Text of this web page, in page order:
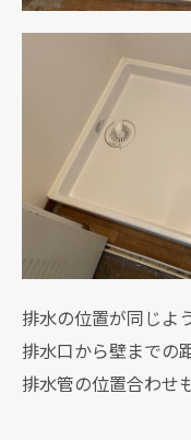
排水の位置が同じよ
排水口から壁までの
排水管の位置合わせ